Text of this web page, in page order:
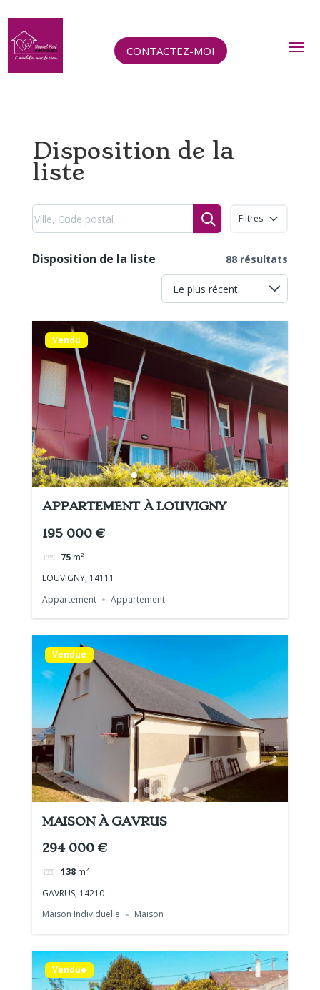
CONTACTEZ-MOI
Disposition de la
liste
Filtres
Disposition de la liste 88 résultats
Vendu
APPARTEMENT À LOUVIGNY
195 000 €
75 m²
LOUVIGNY, 14111
Appartement
Appartement
Vendue
MAISON À GAVRUS
294 000 €
138 m²
GAVRUS, 14210
Maison Individuelle
Maison
Vendue